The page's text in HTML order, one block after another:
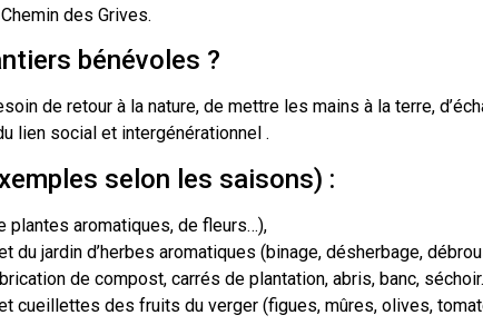
des Grives.
bénévoles ?
de retour à la nature, de mettre les mains à la terre,
lien social et intergénérationnel .
selon les saisons) :
plantes aromatiques, de fleurs…),
du jardin d’herbes aromatiques (binage, désherbage,
de compost, carrés de plantation, abris, banc,
cueillettes des fruits du verger (figues, mûres, olives,